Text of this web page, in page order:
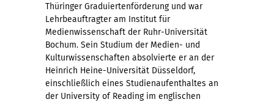
Thüringer Graduiertenförderung und war
Lehrbeauftragter am Institut für
Medienwissenschaft der Ruhr-Universität
Bochum. Sein Studium der Medien- und
Kulturwissenschaften absolvierte er an der
Heinrich Heine-Universität Düsseldorf,
einschließlich eines Studienaufenthaltes an
der University of Reading im englischen